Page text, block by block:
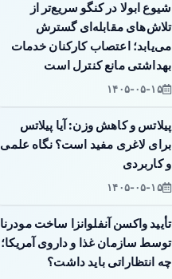
شیوع ابولا در کنگو سریع‌تر از
تلاش‌های مقابله‌ای گسترش
می‌یابد؛ اعتصاب کارکنان خدمات
بهداشتی مانع کنترل است
۱۴۰۵-۰۵-۱۵
پیلاتس و کاهش وزن: آیا پیلاتس
برای لاغری مفید است؟ نگاه علمی
و کاربردی
۱۴۰۵-۰۵-۱۵
تأیید واکسن آنفلوانزا ساخت مودرنا
توسط سازمان غذا و داروی آمریکا؛
چه انتظاراتی باید داشت؟